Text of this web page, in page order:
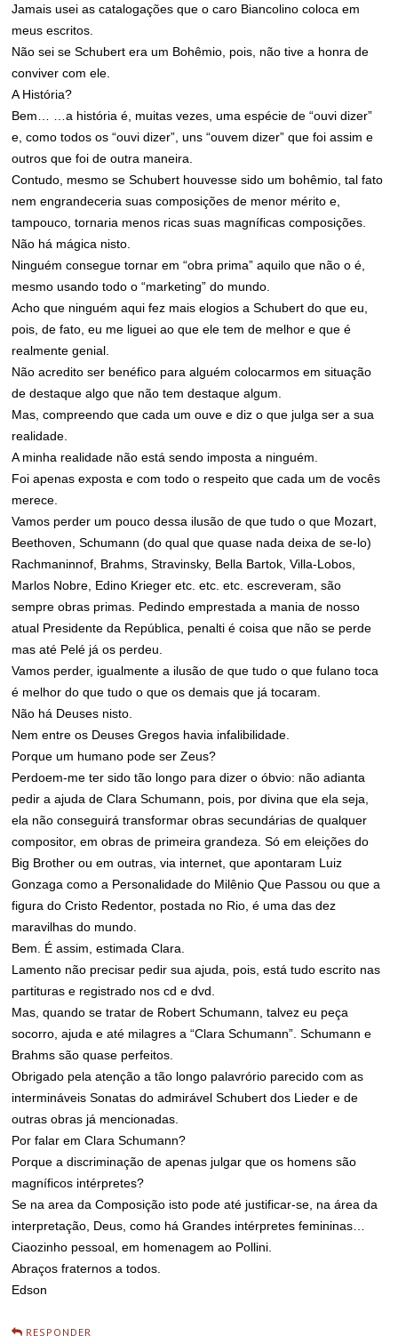
Jamais usei as catalogações que o caro Biancolino coloca em
meus escritos.
Não sei se Schubert era um Bohêmio, pois, não tive a honra de
conviver com ele.
A História?
Bem… …a história é, muitas vezes, uma espécie de “ouvi dizer”
e, como todos os “ouvi dizer”, uns “ouvem dizer” que foi assim e
outros que foi de outra maneira.
Contudo, mesmo se Schubert houvesse sido um bohêmio, tal fato
nem engrandeceria suas composições de menor mérito e,
tampouco, tornaria menos ricas suas magníficas composições.
Não há mágica nisto.
Ninguém consegue tornar em “obra prima” aquilo que não o é,
mesmo usando todo o “marketing” do mundo.
Acho que ninguém aqui fez mais elogios a Schubert do que eu,
pois, de fato, eu me liguei ao que ele tem de melhor e que é
realmente genial.
Não acredito ser benéfico para alguém colocarmos em situação
de destaque algo que não tem destaque algum.
Mas, compreendo que cada um ouve e diz o que julga ser a sua
realidade.
A minha realidade não está sendo imposta a ninguém.
Foi apenas exposta e com todo o respeito que cada um de vocês
merece.
Vamos perder um pouco dessa ilusão de que tudo o que Mozart,
Beethoven, Schumann (do qual que quase nada deixa de se-lo)
Rachmaninnof, Brahms, Stravinsky, Bella Bartok, Villa-Lobos,
Marlos Nobre, Edino Krieger etc. etc. etc. escreveram, são
sempre obras primas. Pedindo emprestada a mania de nosso
atual Presidente da República, penalti é coisa que não se perde
mas até Pelé já os perdeu.
Vamos perder, igualmente a ilusão de que tudo o que fulano toca
é melhor do que tudo o que os demais que já tocaram.
Não há Deuses nisto.
Nem entre os Deuses Gregos havia infalibilidade.
Porque um humano pode ser Zeus?
Perdoem-me ter sido tão longo para dizer o óbvio: não adianta
pedir a ajuda de Clara Schumann, pois, por divina que ela seja,
ela não conseguirá transformar obras secundárias de qualquer
compositor, em obras de primeira grandeza. Só em eleições do
Big Brother ou em outras, via internet, que apontaram Luiz
Gonzaga como a Personalidade do Milênio Que Passou ou que a
figura do Cristo Redentor, postada no Rio, é uma das dez
maravilhas do mundo.
Bem. É assim, estimada Clara.
Lamento não precisar pedir sua ajuda, pois, está tudo escrito nas
partituras e registrado nos cd e dvd.
Mas, quando se tratar de Robert Schumann, talvez eu peça
socorro, ajuda e até milagres a “Clara Schumann”. Schumann e
Brahms são quase perfeitos.
Obrigado pela atenção a tão longo palavrório parecido com as
intermináveis Sonatas do admirável Schubert dos Lieder e de
outras obras já mencionadas.
Por falar em Clara Schumann?
Porque a discriminação de apenas julgar que os homens são
magníficos intérpretes?
Se na area da Composição isto pode até justificar-se, na área da
interpretação, Deus, como há Grandes intérpretes femininas…
Ciaozinho pessoal, em homenagem ao Pollini.
Abraços fraternos a todos.
Edson
RESPONDER